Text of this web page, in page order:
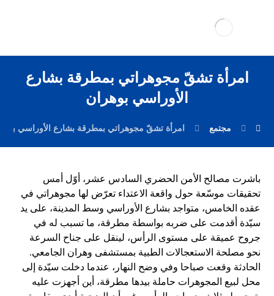
امرأة تشقّ مجوهراتي بمطرقة بشارع
الأوراسي بوهران
مجتمع امرأة تشقّ مجوهراتي بمطرقة بشارع الأوراسي
باشرت مصالح الأمن الحضري السادس عشر، أوّل أمس
تحقيقات موسّعة حول واقعة الاعتداء تعرّض لها مجوهراتي في
عقده الخامس، متواجد بشارع الأوراسي وسط المدينة، على يد
سيّدة أقدمت على ضربه بواسطة مطرقة، ما تسبب له في
جروح عميقة على مستوى الرأس، لينقل على جناح السرعة
نحو مصلحة الاستعجالات الطبية بمستشفى وهران الجامعي.
الحادثة وقعت صباحا وفي وضح النهار، عندما دخلت سيّدة إلى
محل لبيع المجوهرات حاملة بيدها مطرقة، أين أجهزت عليه